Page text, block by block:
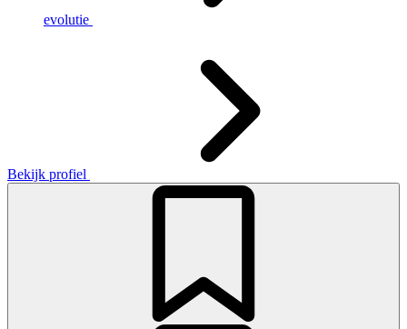
evolutie
Bekijk profiel